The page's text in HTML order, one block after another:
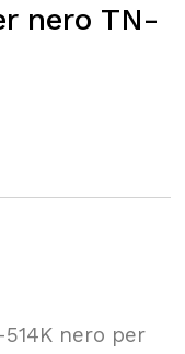
nero TN-
nero per